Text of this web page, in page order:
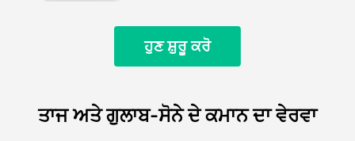
ਹੁਣ ਸ਼ੁਰੂ ਕਰੋ
ਤਾਜ ਅਤੇ ਗੁਲਾਬ-ਸੋਨੇ ਦੇ ਕਮਾਨ ਦਾ ਵੇਰਵਾ